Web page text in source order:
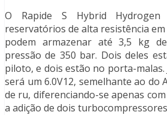
O Rapide S Hybrid
reservatórios de alta resistência
podem armazenar até 3,5 kg
pressão de 350 bar. Dois deles
piloto, e dois estão no porta-
será um 6.0V12, semelhante ao do
de ru, diferenciando-se apenas
a adição de dois